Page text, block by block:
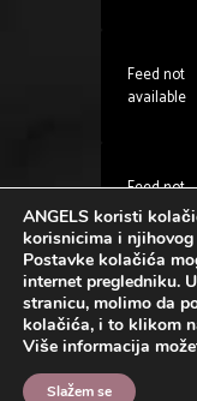
Feed not
available
Feed not
available
Angels
ANGELS koristi
korisnicima i
Postavke kolačića
internet pregledniku.
stranicu, molimo da
kolačića, i to klikom
Više informacija
Slažem se